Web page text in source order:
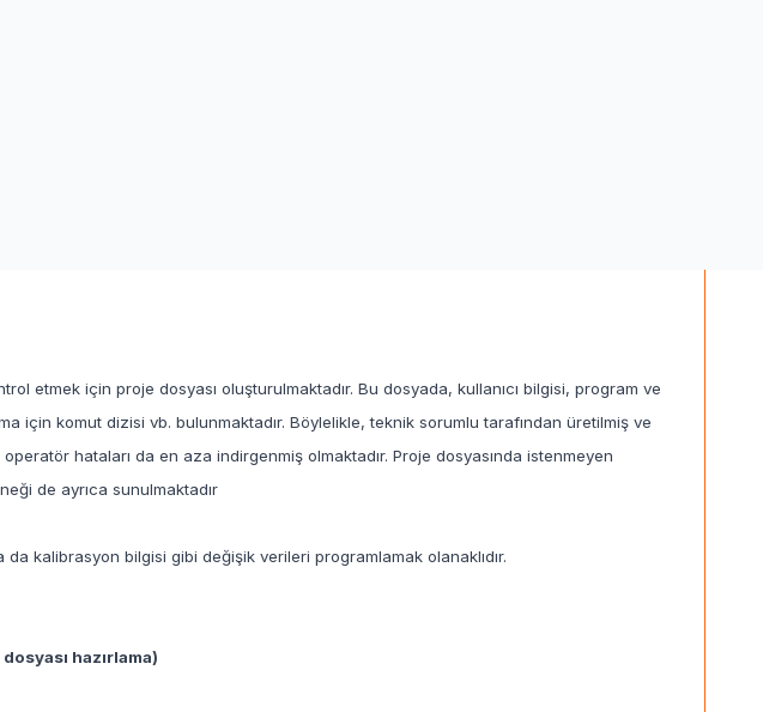
etmek için proje dosyası oluşturulmaktadır. Bu dosyada, kullanıcı bilgisi, program ve
için komut dizisi vb. bulunmaktadır. Böylelikle, teknik sorumlu tarafından üretilmiş ve
operatör hataları da en aza indirgenmiş olmaktadır. Proje dosyasında istenmeyen
de ayrıca sunulmaktadır
kalibrasyon bilgisi gibi değişik verileri programlamak olanaklıdır.
hazırlama)